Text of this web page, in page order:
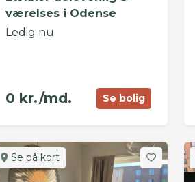
værelses i Odense
Ledig nu
0 kr./md. Se bolig
Se på kort